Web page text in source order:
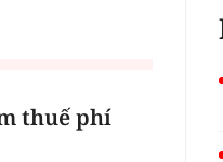
thuế phí